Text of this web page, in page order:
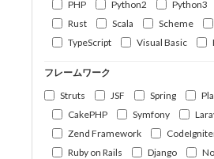
PHP
Python2 Python3
Rust
Scala Scheme
TypeScript
Visual Basic
フレームワーク
Struts
JSF Spring
CakePHP
Symfony
Zend Framework
Ruby on Rails
Django